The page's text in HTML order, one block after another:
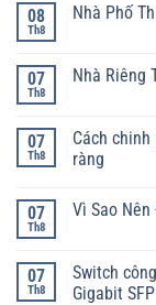
08
Th8
Nhà Phố
07
Th8
Nhà Riêng
07
Th8
Cách
ràng
07
Th8
Vì Sao Nên
07
Th8
Switch
Gigabit